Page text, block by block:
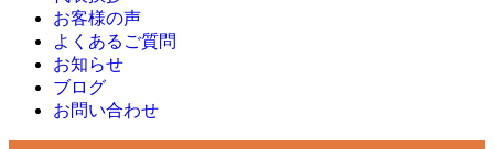
お客様の声
よくあるご質問
お知らせ
ブログ
お問い合わせ